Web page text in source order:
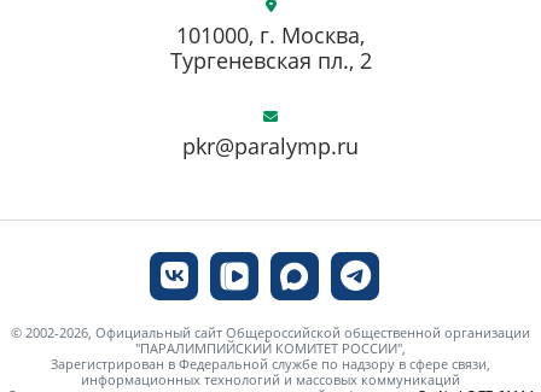
pkr@paralymp.ru
101000, г. Москва,
Тургеневская пл., 2
© 2002-2026, Официальный сайт Общероссийской общественной организации
"ПАРАЛИМПИЙСКИЙ КОМИТЕТ РОССИИ",
Зарегистрирован в Федеральной службе по надзору в сфере связи,
информационных технологий и массовых коммуникаций